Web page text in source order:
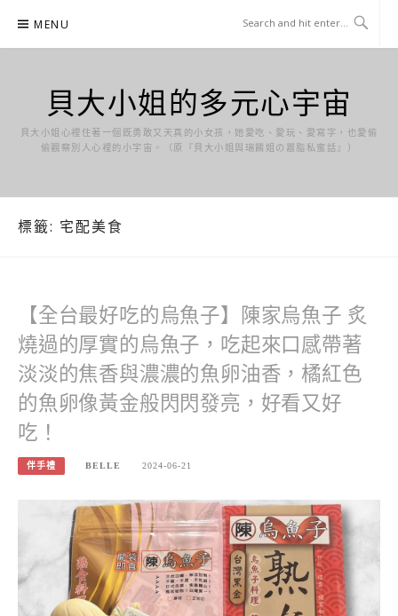
content
MENU
貝大小姐的多元心宇宙
貝大小姐心裡住著一個既勇敢又天真的小女孩，她愛吃、愛玩、愛寫字，也愛偷
偷觀察別人心裡的小宇宙。（原『貝大小姐與瑞餚姐の囂脂私蜜話』）
標籤: 宅配美食
【全台最好吃的烏魚子】陳家烏魚子 炙
燒過的厚實的烏魚子，吃起來口感帶著
淡淡的焦香與濃濃的魚卵油香，橘紅色
的魚卵像黃金般閃閃發亮，好看又好
吃！
伴手禮 BELLE 2024-06-21